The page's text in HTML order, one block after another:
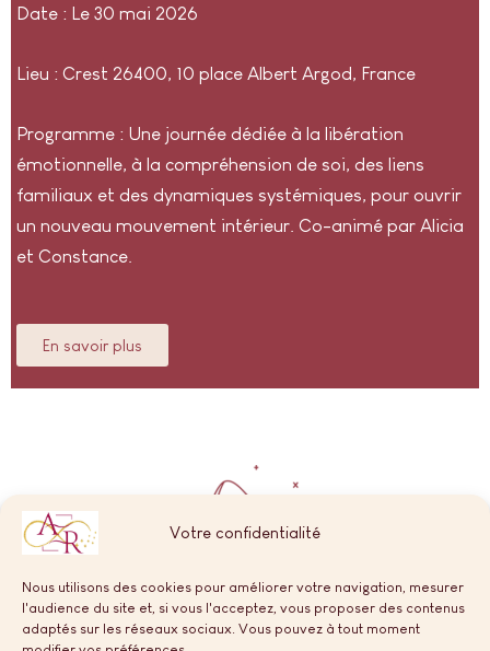
Votre confidentialité
Nous utilisons des cookies pour améliorer votre navigation, mesurer
l'audience du site et, si vous l'acceptez, vous proposer des contenus
adaptés sur les réseaux sociaux. Vous pouvez à tout moment
Date : Le 30 mai 2026
Lieu : Crest 26400, 10 place Albert Argod, France
Programme : Une journée dédiée à la libération
émotionnelle, à la compréhension de soi, des liens
familiaux et des dynamiques systémiques, pour ouvrir
un nouveau mouvement intérieur. Co-animé par Alicia
et Constance.
En savoir plus